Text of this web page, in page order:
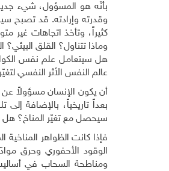
بأنّه هو المسؤول، شيء
وقدرته وإرادته. قد تصبح
كثيراً، وتأخذ اتجاهات غير
وماذا تتناول؟ القلق البيئي؟
هل سيتعامل علم نفس
عالم النفس الأثر النفسي
أن يكون الإنسان مسؤولاً عن
بعداً تاريخياً، بالإضافة
سيحصل مع تغيّر المناخ؟ هل
فإذا كانت الظواهر
الوقود الأحفوري وحرق
ومناطحة السحاب في أساليب